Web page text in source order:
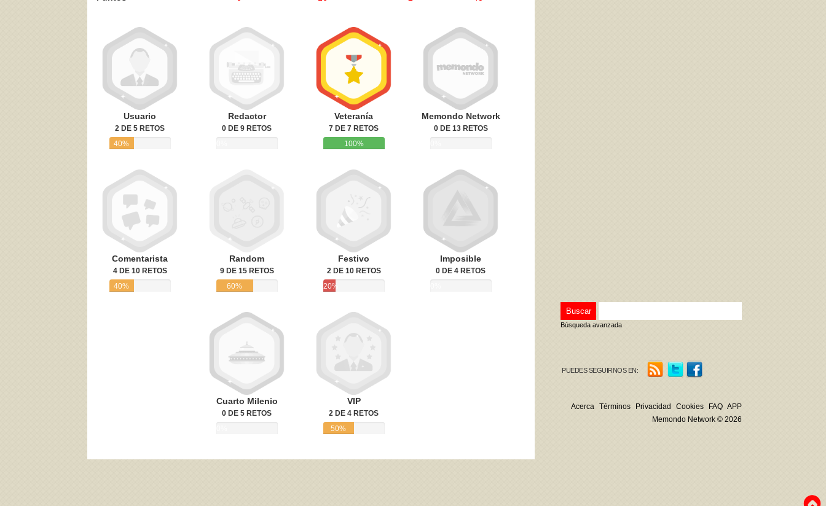
Acepto losTérminos de uso Política de privacidad Política de cookies
Usuario
2 DE 5 RETOS
40%
Redactor
0 DE 9 RETOS
Veteranía
7 DE 7 RETOS
100%
Memondo Network
0 DE 13 RETOS
Comentarista
4 DE 10 RETOS
40%
Random
9 DE 15 RETOS
60%
Festivo
2 DE 10 RETOS
20%
Imposible
0 DE 4 RETOS
Cuarto Milenio
0 DE 5 RETOS
VIP
2 DE 4 RETOS
50%
Búsqueda avanzada
PUEDES SEGUIRNOS EN:
Acerca Términos Privacidad Cookies FAQ APP
Memondo Network © 2026